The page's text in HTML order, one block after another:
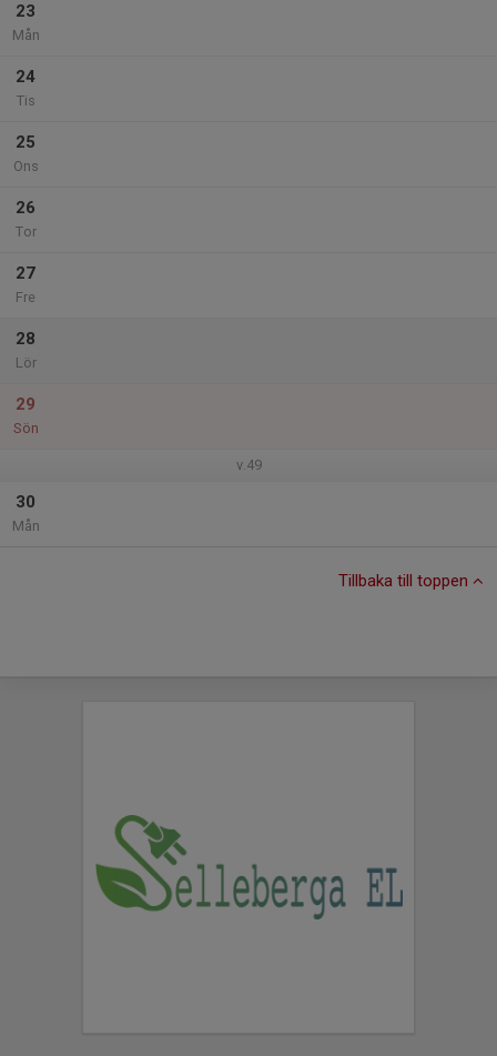
23
Mån
24
Tis
25
Ons
26
Tor
27
Fre
28
Lör
29
Sön
v.49
30
Mån
Tillbaka till toppen